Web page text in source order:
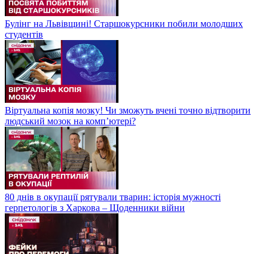
Булінг на Львівщині! Старшокурсники побили молодших
студентів
Віртуальна копія мозку! Чи зможуть вчені точно відтворити
людський мозок на компʼютері?
80 днів в окупації рятували тварин: історія мужності
герпетологів з Харкова – Щоденники війни